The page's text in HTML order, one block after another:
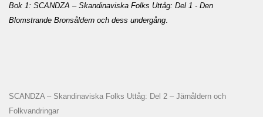
Bok 1: SCANDZA – Skandinaviska Folks Uttåg: Del 1 - Den
Blomstrande Bronsåldern och dess undergång
SCANDZA – Skandinaviska Folks Uttåg: Del 2 – Järnåldern och
Folkvandringar